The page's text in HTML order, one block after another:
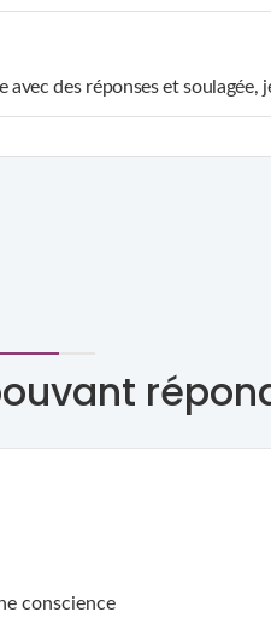
des réponses et soulagée,
conscience